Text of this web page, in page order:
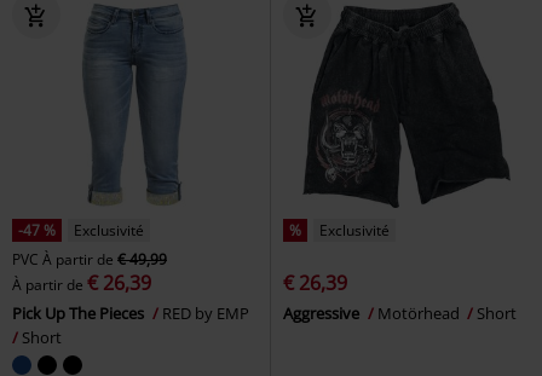
-47 %
Exclusivité
PVC À partir de € 49,99
À partir de € 26,39
Pick Up The Pieces
RED by EMP
Short
% Exclusivité
€ 26,39
Aggressive Motörhead Short